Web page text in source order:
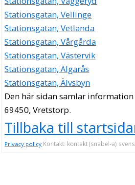
Stationsgatan, Vellinge
Stationsgatan, Vetlanda
Stationsgatan, Vårgårda
Stationsgatan, Västervik
Stationsgatan, Älgarås
Stationsgatan, Älvsbyn
Den här sidan samlar
69450, Vretstorp.
Tillbaka till
Privacy policy Kontakt: kontakt (snabel-a)